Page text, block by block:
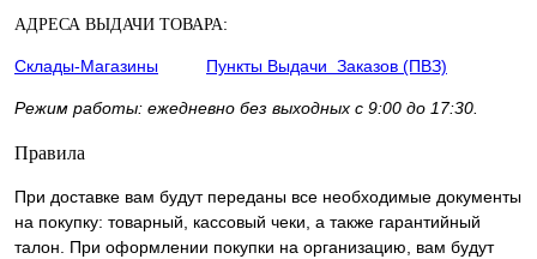
АДРЕСА ВЫДАЧИ ТОВАРА:
Склады-Магазины Пункты Выдачи Заказов (ПВЗ)
Режим работы: ежедневно без выходных с 9:00 до 17:30.
Правила
При доставке вам будут переданы все необходимые документы
на покупку: товарный, кассовый чеки, а также гарантийный
талон. При оформлении покупки на организацию, вам будут